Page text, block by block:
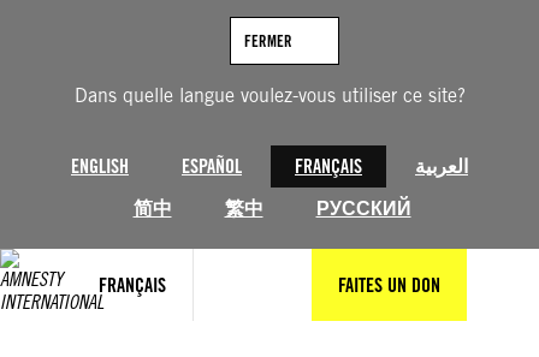
Dans quelle langue voulez-vous utiliser ce site?
ENGLISH ESPAÑOL FRANÇAIS
العربية
简中
繁中 РУССКИЙ
FERMER
FRANÇAIS FAITES UN DON